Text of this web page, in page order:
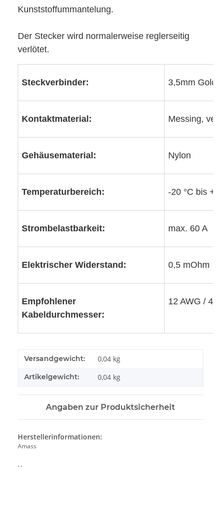
Kunststoffummantelung.
Der Stecker wird normalerweise reglerseitig
verlötet.
Steckverbinder: 3,5mm
Kontaktmaterial: Messing,
Gehäusematerial: Nylon
Temperaturbereich: -20 °C bis
Strombelastbarkeit: max. 60 A
Elektrischer Widerstand: 0,5 mOhm
Empfohlener
Kabeldurchmesser:
12 AWG / 4
Versandgewicht: 0,04 kg
Artikelgewicht: 0,04 kg
Angaben zur Produktsicherheit
Herstellerinformationen:
Amass
, ,